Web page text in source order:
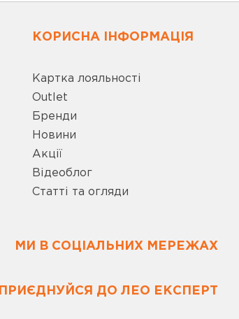
КОРИСНА ІНФОРМАЦІЯ
Картка лояльності
Outlet
Бренди
Новини
Акції
Відеоблог
Статті та огляди
МИ В СОЦІАЛЬНИХ МЕРЕЖАХ
ПРИЄДНУЙСЯ ДО ЛЕО ЕКСПЕРТ